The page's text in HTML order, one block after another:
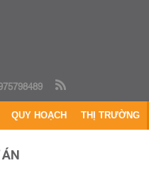
QUY HOẠCH THỊ TRƯỜNG
ÁN